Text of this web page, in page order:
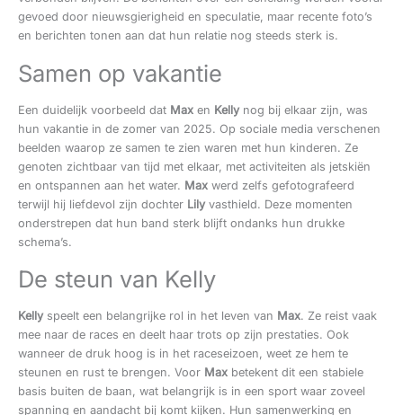
gevoed door nieuwsgierigheid en speculatie, maar recente foto’s
en berichten tonen aan dat hun relatie nog steeds sterk is.
Samen op vakantie
Een duidelijk voorbeeld dat Max en Kellynog bij elkaar zijn, was
hun vakantie in de zomer van 2025. Op sociale media verschenen
beelden waarop ze samen te zien waren met hun kinderen. Ze
genoten zichtbaar van tijd met elkaar, met activiteiten als jetskiën
en ontspannen aan het water. Max werd zelfs gefotografeerd
terwijl hij liefdevol zijn dochter Lilyvasthield. Deze momenten
onderstrepen dat hun band sterk blijft ondanks hun drukke
schema’s.
De steun van Kelly
Kellyspeelt een belangrijke rol in het leven van Max. Ze reist vaak
mee naar de races en deelt haar trots op zijn prestaties. Ook
wanneer de druk hoog is in het raceseizoen, weet ze hem te
steunen en rust te brengen. Voor Max betekent dit een stabiele
basis buiten de baan, wat belangrijk is in een sport waar zoveel
spanning en aandacht bij komt kijken. Hun samenwerking en